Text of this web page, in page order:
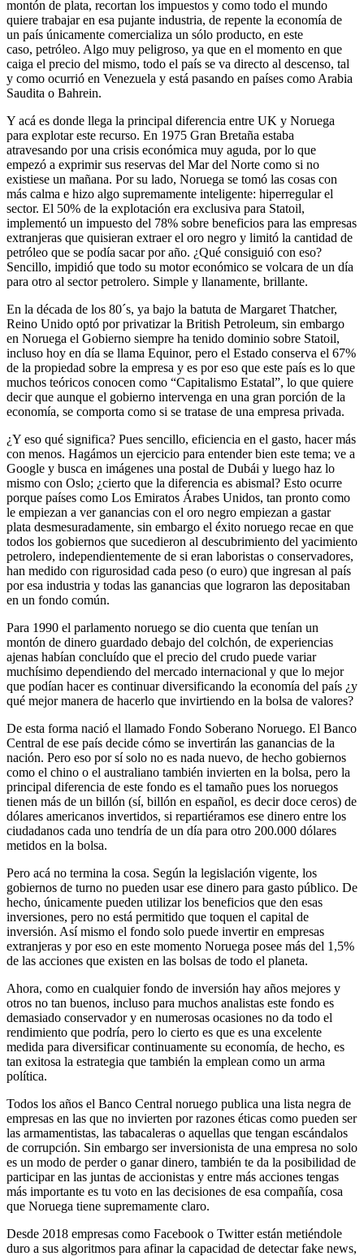
montón de plata, recortan los impuestos y como todo el mundo
quiere trabajar en esa pujante industria, de repente la economía de
un país únicamente comercializa un sólo producto, en este
caso, petróleo. Algo muy peligroso, ya que en el momento en que
caiga el precio del mismo, todo el país se va directo al descenso, tal
y como ocurrió en Venezuela y está pasando en países como Arabia
Saudita o Bahrein.
Y acá es donde llega la principal diferencia entre UK y Noruega
para explotar este recurso. En 1975 Gran Bretaña estaba
atravesando por una crisis económica muy aguda, por lo que
empezó a exprimir sus reservas del Mar del Norte como si no
existiese un mañana. Por su lado, Noruega se tomó las cosas con
más calma e hizo algo supremamente inteligente: hiperregular el
sector. El 50% de la explotación era exclusiva para Statoil,
implementó un impuesto del 78% sobre beneficios para las empresas
extranjeras que quisieran extraer el oro negro y limitó la cantidad de
petróleo que se podía sacar por año. ¿Qué consiguió con eso?
Sencillo, impidió que todo su motor económico se volcara de un día
para otro al sector petrolero. Simple y llanamente, brillante.
En la década de los 80´s, ya bajo la batuta de Margaret Thatcher,
Reino Unido optó por privatizar la British Petroleum, sin embargo
en Noruega el Gobierno siempre ha tenido dominio sobre Statoil,
incluso hoy en día se llama Equinor, pero el Estado conserva el 67%
de la propiedad sobre la empresa y es por eso que este país es lo que
muchos teóricos conocen como “Capitalismo Estatal”, lo que quiere
decir que aunque el gobierno intervenga en una gran porción de la
economía, se comporta como si se tratase de una empresa privada.
¿Y eso qué significa? Pues sencillo, eficiencia en el gasto, hacer más
con menos. Hagámos un ejercicio para entender bien este tema; ve a
Google y busca en imágenes una postal de Dubái y luego haz lo
mismo con Oslo; ¿cierto que la diferencia es abismal? Esto ocurre
porque países como Los Emiratos Árabes Unidos, tan pronto como
le empiezan a ver ganancias con el oro negro empiezan a gastar
plata desmesuradamente, sin embargo el éxito noruego recae en que
todos los gobiernos que sucedieron al descubrimiento del yacimiento
petrolero, independientemente de si eran laboristas o conservadores,
han medido con rigurosidad cada peso (o euro) que ingresan al país
por esa industria y todas las ganancias que lograron las depositaban
en un fondo común.
Para 1990 el parlamento noruego se dio cuenta que tenían un
montón de dinero guardado debajo del colchón, de experiencias
ajenas habían concluído que el precio del crudo puede variar
muchísimo dependiendo del mercado internacional y que lo mejor
que podían hacer es continuar diversificando la economía del país ¿y
qué mejor manera de hacerlo que invirtiendo en la bolsa de valores?
De esta forma nació el llamado Fondo Soberano Noruego. El Banco
Central de ese país decide cómo se invertirán las ganancias de la
nación. Pero eso por sí solo no es nada nuevo, de hecho gobiernos
como el chino o el australiano también invierten en la bolsa, pero la
principal diferencia de este fondo es el tamaño pues los noruegos
tienen más de un billón (sí, billón en español, es decir doce ceros) de
dólares americanos invertidos, si repartiéramos ese dinero entre los
ciudadanos cada uno tendría de un día para otro 200.000 dólares
metidos en la bolsa.
Pero acá no termina la cosa. Según la legislación vigente, los
gobiernos de turno no pueden usar ese dinero para gasto público. De
hecho, únicamente pueden utilizar los beneficios que den esas
inversiones, pero no está permitido que toquen el capital de
inversión. Así mismo el fondo solo puede invertir en empresas
extranjeras y por eso en este momento Noruega posee más del 1,5%
de las acciones que existen en las bolsas de todo el planeta.
Ahora, como en cualquier fondo de inversión hay años mejores y
otros no tan buenos, incluso para muchos analistas este fondo es
demasiado conservador y en numerosas ocasiones no da todo el
rendimiento que podría, pero lo cierto es que es una excelente
medida para diversificar continuamente su economía, de hecho, es
tan exitosa la estrategia que también la emplean como un arma
política.
Todos los años el Banco Central noruego publica una lista negra de
empresas en las que no invierten por razones éticas como pueden ser
las armamentistas, las tabacaleras o aquellas que tengan escándalos
de corrupción. Sin embargo ser inversionista de una empresa no solo
es un modo de perder o ganar dinero, también te da la posibilidad de
participar en las juntas de accionistas y entre más acciones tengas
más importante es tu voto en las decisiones de esa compañía, cosa
que Noruega tiene supremamente claro.
Desde 2018 empresas como Facebook o Twitter están metiéndole
duro a sus algoritmos para afinar la capacidad de detectar fake news,